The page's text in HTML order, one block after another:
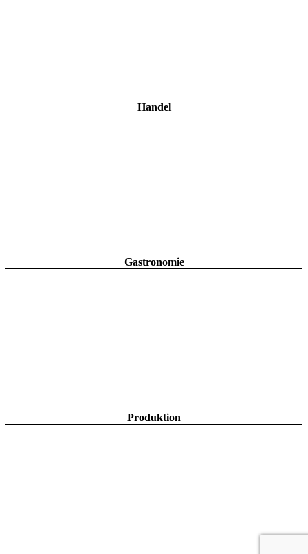
Handel
Gastronomie
Produktion